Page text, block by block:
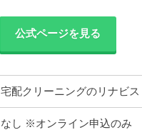
公式ページを見る
宅配クリーニングのリナビス
なし ※オンライン申込のみ